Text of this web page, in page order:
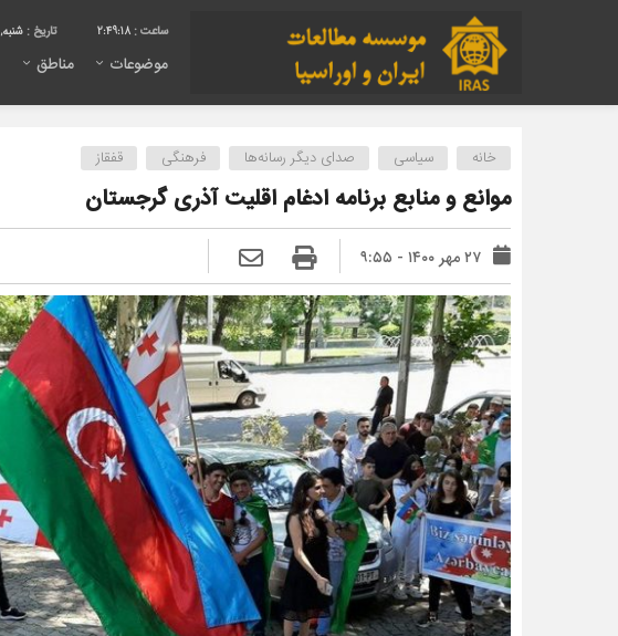
2:49:19 تاریخ : شنبه, ۱۷ مرداد , ۱۴۰۵
موضوعات مناطق
خانه سیاسی صدای دیگر رسانه‌ها فرهنگی قفقاز
موانع و منابع برنامه ادغام اقلیت آذری گرجستان
۲۷ مهر ۱۴۰۰ - ۹:۵۵